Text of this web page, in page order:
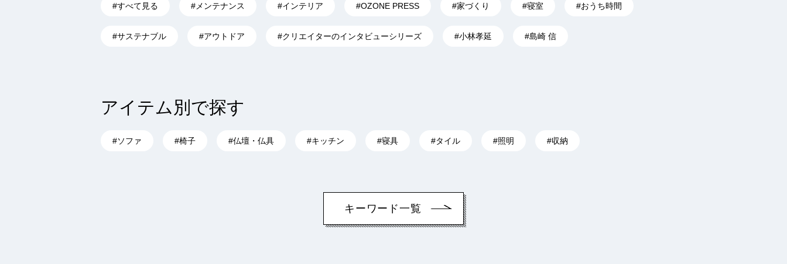
#すべて見る #メンテナンス #インテリア #OZONE PRESS #家づくり #寝室 #おうち時間
#サステナブル #アウトドア #クリエイターのインタビューシリーズ #小林孝延 #島崎 信
アイテム別で探す
#ソファ #椅子 #仏壇・仏具 #キッチン #寝具 #タイル #照明 #収納
キーワード一覧